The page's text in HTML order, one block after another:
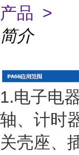
产品 >
简介
1.电子电
轴、计时
关壳座、